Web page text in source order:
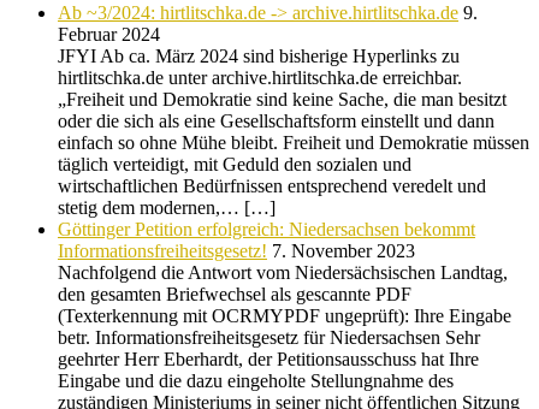
Ab ~3/2024: hirtlitschka.de -> archive.hirtlitschka.de 9.
Februar 2024
JFYI Ab ca. März 2024 sind bisherige Hyperlinks zu
hirtlitschka.de unter archive.hirtlitschka.de erreichbar.
„Freiheit und Demokratie sind keine Sache, die man besitzt
oder die sich als eine Gesellschaftsform einstellt und dann
einfach so ohne Mühe bleibt. Freiheit und Demokratie müssen
täglich verteidigt, mit Geduld den sozialen und
wirtschaftlichen Bedürfnissen entsprechend veredelt und
stetig dem modernen,… […]
Göttinger Petition erfolgreich: Niedersachsen bekommt
Informationsfreiheitsgesetz! 7. November 2023
Nachfolgend die Antwort vom Niedersächsischen Landtag,
den gesamten Briefwechsel als gescannte PDF
(Texterkennung mit OCRMYPDF ungeprüft): Ihre Eingabe
betr. Informationsfreiheitsgesetz für Niedersachsen Sehr
geehrter Herr Eberhardt, der Petitionsausschuss hat Ihre
Eingabe und die dazu eingeholte Stellungnahme des
zuständigen Ministeriums in seiner nicht öffentlichen Sitzung